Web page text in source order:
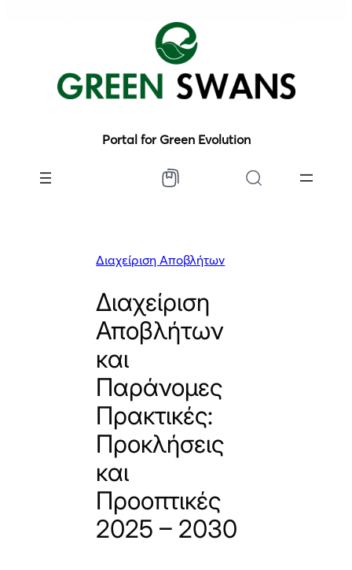
Portal for Green Evolution
Διαχείριση Αποβλήτων
Διαχείριση
Αποβλήτων
και
Παράνομες
Πρακτικές:
Προκλήσεις
και
Προοπτικές
2025 – 2030